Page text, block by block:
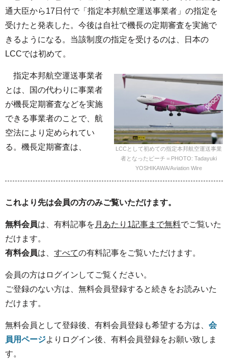
通大臣から17日付で「指定本邦航空運送事業者」の指定を
受けたと発表した。今後は自社で機長の定期審査を実施で
きるようになる。当該制度の指定を受けるのは、日本の
LCCでは初めて。
LCCとして初めての指定本邦航空運送事業
者となったピーチ＝PHOTO: Tadayuki
YOSHIKAWA/Aviation Wire
指定本邦航空運送事業者
とは、国の代わりに事業者
が機長定期審査などを実施
できる事業者のことで、航
空法により定められてい
る。機長定期審査は、
これより先は会員の方のみご覧いただけます。
無料会員は、有料記事を 月あたり1記事まで無料でご覧いた
だけます。
有料会員は、 すべての有料記事をご覧いただけます。
会員の方はログインしてご覧ください。
ご登録のない方は、無料会員登録すると続きをお読みいた
だけます。
無料会員として登録後、有料会員登録も希望する方は、 会
員用ページよりログイン後、有料会員登録をお願い致しま
す。